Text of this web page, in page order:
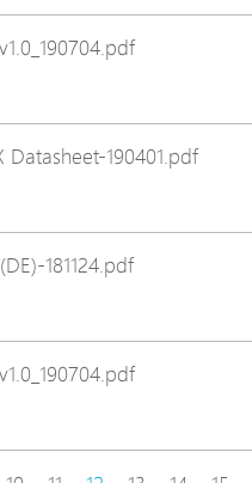
Datasheet-190401.pdf
181124.pdf